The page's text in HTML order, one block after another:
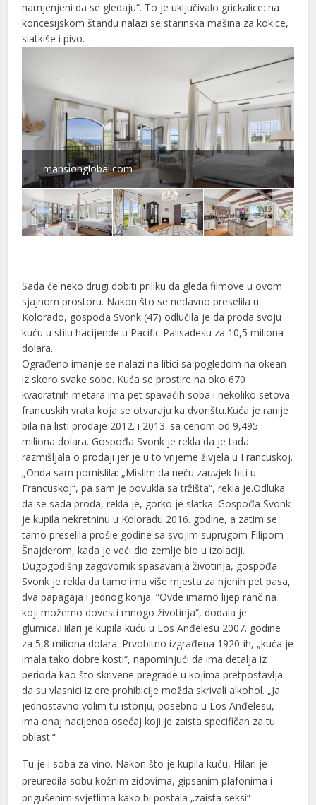
namjenjeni da se gledaju“. To je uključivalo grickalice: na
koncesijskom štandu nalazi se starinska mašina za kokice,
slatkiše i pivo.
mansionglobal.com
Sada će neko drugi dobiti priliku da gleda filmove u ovom
sjajnom prostoru. Nakon što se nedavno preselila u
Kolorado, gospođa Svonk (47) odlučila je da proda svoju
kuću u stilu hacijende u Pacific Palisadesu za 10,5 miliona
dolara.
Ograđeno imanje se nalazi na litici sa pogledom na okean
iz skoro svake sobe. Kuća se prostire na oko 670
kvadratnih metara ima pet spavaćih soba i nekoliko setova
francuskih vrata koja se otvaraju ka dvorištu.Kuća je ranije
bila na listi prodaje 2012. i 2013. sa cenom od 9,495
miliona dolara. Gospođa Svonk je rekla da je tada
razmišljala o prodaji jer je u to vrijeme živjela u Francuskoj.
„Onda sam pomislila: „Mislim da neću zauvjek biti u
Francuskoj“, pa sam je povukla sa tržišta“, rekla je.Odluka
da se sada proda, rekla je, gorko je slatka. Gospođa Svonk
je kupila nekretninu u Koloradu 2016. godine, a zatim se
tamo preselila prošle godine sa svojim suprugom Filipom
Šnajderom, kada je veći dio zemlje bio u izolaciji.
Dugogodišnji zagovornik spasavanja životinja, gospođa
Svonk je rekla da tamo ima više mjesta za njenih pet pasa,
dva papagaja i jednog konja. “Ovde imamo lijep ranč na
koji možemo dovesti mnogo životinja“, dodala je
glumica.Hilari je kupila kuću u Los Anđelesu 2007. godine
za 5,8 miliona dolara. Prvobitno izgrađena 1920-ih, „kuća je
imala tako dobre kosti“, napominjući da ima detalja iz
perioda kao što skrivene pregrade u kojima pretpostavlja
da su vlasnici iz ere prohibicije možda skrivali alkohol. „Ja
jednostavno volim tu istoriju, posebno u Los Anđelesu,
ima onaj hacijenda osećaj koji je zaista specifičan za tu
oblast.“
Tu je i soba za vino. Nakon što je kupila kuću, Hilari je
preuredila sobu kožnim zidovima, gipsanim plafonima i
prigušenim svjetlima kako bi postala „zaista seksi“